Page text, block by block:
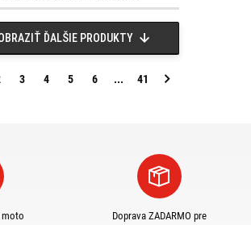
ĎALŠIE PRODUKTY
3 4 5 6 ... 41
Nasledujúca
moto
Doprava ZADARMO pre